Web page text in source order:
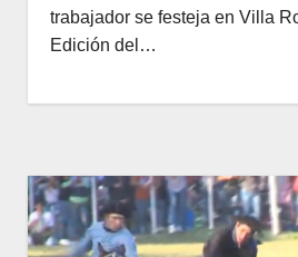
trabajador se festeja en Villa
Edición del…